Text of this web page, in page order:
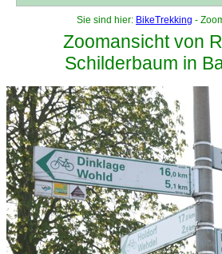
Sie sind hier: BikeTrekking -
Zoomansicht von
Schilderbaum in